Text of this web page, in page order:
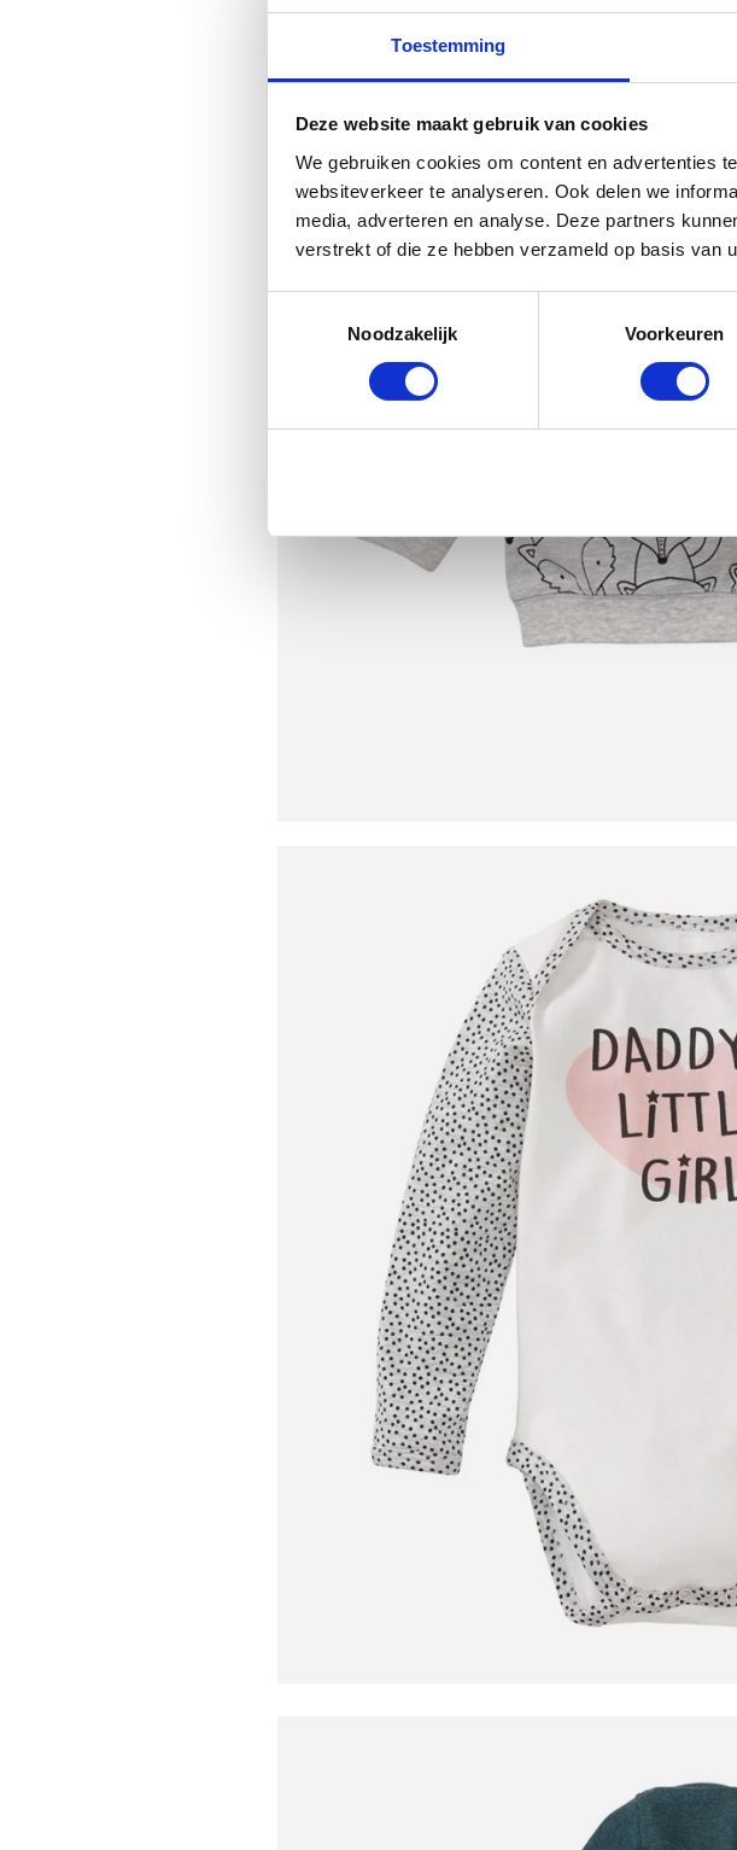
Toestemming
Deze website maakt gebruik van cookies
We gebruiken cookies om content en advertenties
websiteverkeer te analyseren. Ook delen we
media, adverteren en analyse. Deze partners
verstrekt of die ze hebben verzameld op basis van
Noodzakelijk
Voorkeuren